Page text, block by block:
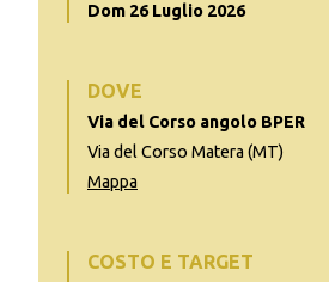
Dom 26 Luglio 2026
DOVE
Via del Corso angolo BPER
Via del Corso Matera (MT)
Mappa
COSTO E TARGET